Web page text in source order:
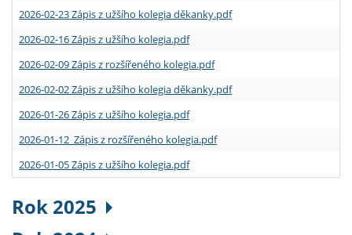
2026-02-23 Zápis z užšího kolegia děkanky.pdf
2026-02-16 Zápis z užšího kolegia.pdf
2026-02-09 Zápis z rozšířeného kolegia.pdf
2026-02-02 Zápis z užšího kolegia děkanky.pdf
2026-01-26 Zápis z užšího kolegia.pdf
2026-01-12 Zápis z rozšířeného kolegia.pdf
2026-01-05 Zápis z užšího kolegia.pdf
Rok 2025